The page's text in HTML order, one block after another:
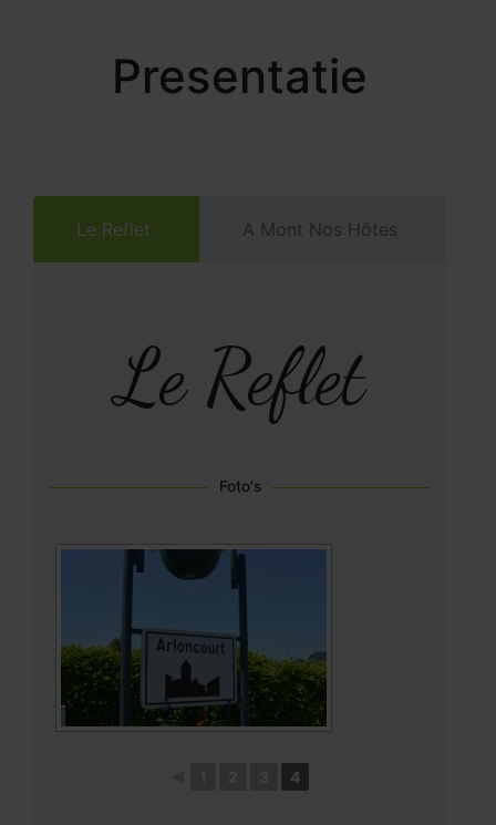
Presentatie
Le Reflet A Mont Nos Hôtes
Le Reflet
Foto's
4